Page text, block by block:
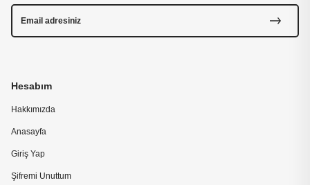
Hesabım
Hakkımızda
Anasayfa
Giriş Yap
Şifremi Unuttum